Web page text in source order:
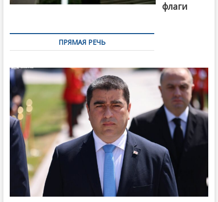
флаги
ПРЯМАЯ РЕЧЬ